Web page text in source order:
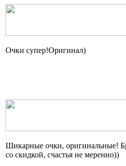
Очки супер!Оригинал)
Шикарные очки, оригинальные!
со скидкой, счастья не меренно))